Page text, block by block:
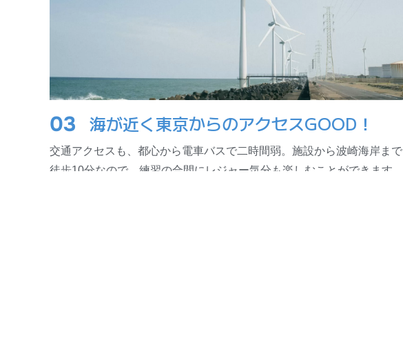
03 海が近く東京からのアクセスGOOD！
交通アクセスも、都心から電車バスで二時間弱。施設から波崎海岸まで
徒歩10分なので、練習の合間にレジャー気分も楽しむことができます。